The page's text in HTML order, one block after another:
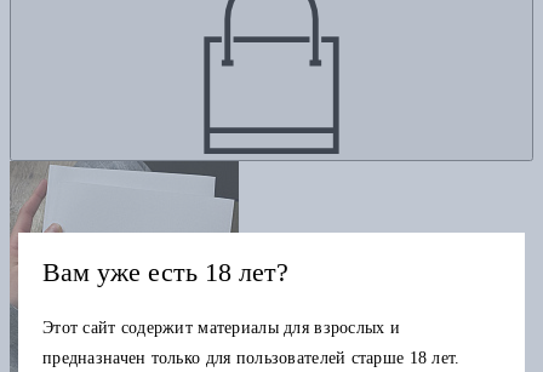
Вам уже есть 18 лет?
Этот сайт содержит материалы для взрослых и
предназначен только для пользователей старше 18 лет.